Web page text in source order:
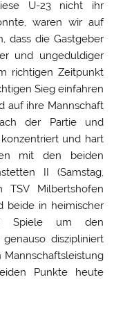
U-23 nicht ihr
waren wir auf
dass die Gastgeber
und ungeduldiger
richtigen Zeitpunkt
Sieg einfahren
auf ihre Mannschaft
der Partie und
und hart
mit den beiden
II (Samstag,
TSV Milbertshofen
beide in heimischer
Spiele um den
diszipliniert
Punkte heute